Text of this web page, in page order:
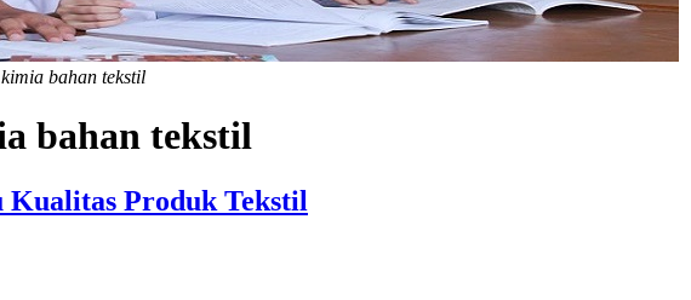
bahan tekstil
bahan tekstil
Kualitas Produk Tekstil